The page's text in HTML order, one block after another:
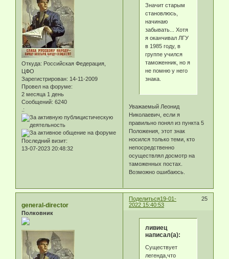
Откуда: Российская Федерация,
ЦФО
Зарегистрирован: 14-11-2009
Провел на форуме:
2 месяца 1 день
Сообщений: 6240
.:
Последний визит:
13-07-2023 20:48:32
Значит старым
становлюсь,
начинаю
забывать... Хотя
я оканчивал ЛГУ
в 1985 году, в
группе учился
таможенник, но я
не помню у него
знака.
Уважаемый Леонид
Николаевич, если я
правильно понял из пункта 5
Положения, этот знак
носился только теми, кто
непосредственно
осуществлял досмотр на
таможенных постах.
Возможно ошибаюсь.
Поделиться 25
19-01-
2022 15:40:53
general-director
Полковник
ливиец
написал(а):
Существует
легенда,что